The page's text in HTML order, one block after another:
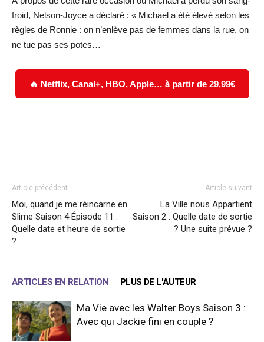
froid, Nelson-Joyce a déclaré : « Michael a été élevé selon les
règles de Ronnie : on n’enlève pas de femmes dans la rue, on
ne tue pas ses potes…
🔥 Netflix, Canal+, HBO, Apple… à partir de 29,99€
Article précédent
Moi, quand je me réincarne en
Slime Saison 4 Épisode 11 :
Quelle date et heure de sortie
?
Article suivant
La Ville nous Appartient
Saison 2 : Quelle date de sortie
? Une suite prévue ?
ARTICLES EN RELATION PLUS DE L'AUTEUR
Ma Vie avec les Walter Boys Saison 3 :
Avec qui Jackie fini en couple ?